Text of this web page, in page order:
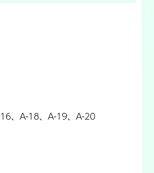
、A-18、A-19、A-20